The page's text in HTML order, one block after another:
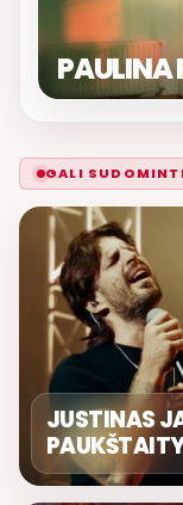
PAULINA
GALI
JUSTINAS